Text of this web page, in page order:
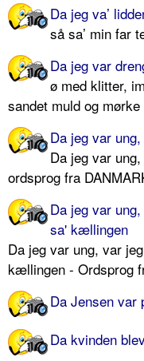
Da jeg va’
så sa’ min far
Da jeg var
ø med klitter,
sandet muld og
Da jeg var
Da jeg var
ordsprog fra
Da jeg var
sa' kællingen
Da jeg var ung, var
kællingen - Ordsprog
Da Jensen var
Da kvinden